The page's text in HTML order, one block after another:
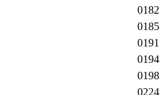
0182
0185
0191
0194
0198
0224